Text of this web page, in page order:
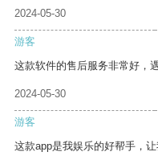
2024-05-30
游客
这款软件的售后服务非常好，
2024-05-30
游客
这款app是我娱乐的好帮手，